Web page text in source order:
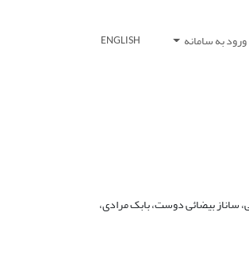
ورود به سامانه ENGLISH
ساناز بیضائی دوست، بابک مرادی،